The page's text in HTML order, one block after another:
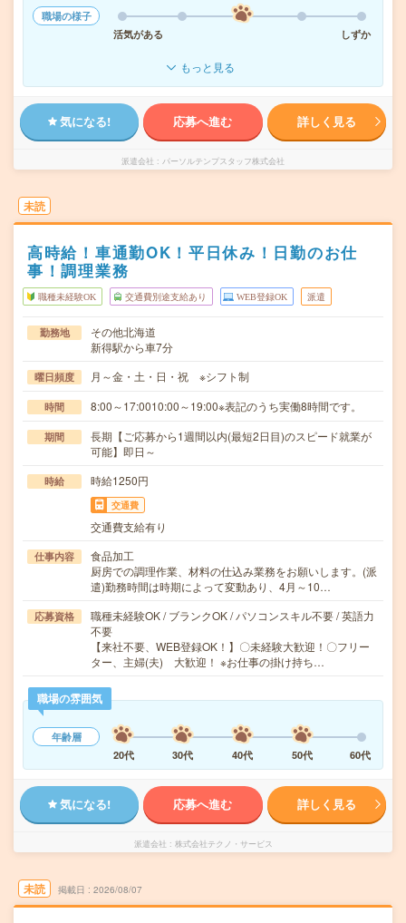
職場の様子
活気がある
しずか
もっと見る
気になる! 応募へ進む 詳しく見る
派遣会社 パーソルテンプスタッフ株式会社
未読
高時給！車通勤OK！平日休み！日勤のお仕
事！調理業務
職種未経験OK 交通費別途支給あり WEB登録OK 派遣
勤務地
その他北海道
新得駅から車7分
曜日頻度 月～金・土・日・祝 ※シフト制
時間 8:00～17:0010:00～19:00※表記のうち実働8時間です。
期間
長期【ご応募から1週間以内(最短2日目)のスピード就業が
可能】即日～
時給 時給1250円
交通費
交通費支給有り
仕事内容
食品加工
厨房での調理作業、材料の仕込み業務をお願いします。(派
遣)勤務時間は時期によって変動あり、4月～10…
応募資格
職種未経験OK / ブランクOK / パソコンスキル不要 / 英語力
不要
【来社不要、WEB登録OK！】〇未経験大歓迎！〇フリー
ター、主婦(夫) 大歓迎！ ※お仕事の掛け持ち…
職場の雰囲気
年齢層
20代
30代 40代 50代 60代
気になる! 応募へ進む 詳しく見る
派遣会社 株式会社テクノ・サービス
未読 掲載日 2026/08/07